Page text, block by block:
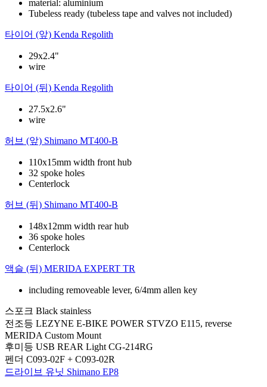
material: aluminium
Tubeless ready (tubeless tape and valves not included)
타이어 (앞) Kenda Regolith
29x2.4"
wire
타이어 (뒤) Kenda Regolith
27.5x2.6"
wire
허브 (앞) Shimano MT400-B
110x15mm width front hub
32 spoke holes
Centerlock
허브 (뒤) Shimano MT400-B
148x12mm width rear hub
36 spoke holes
Centerlock
액슬 (뒤) MERIDA EXPERT TR
including removeable lever, 6/4mm allen key
스포크 Black stainless
전조등 LEZYNE E-BIKE POWER STVZO E115, reverse
MERIDA Custom Mount
후미등 USB REAR Light CG-214RG
펜더 C093-02F + C093-02R
드라이브 유닛 Shimano EP8